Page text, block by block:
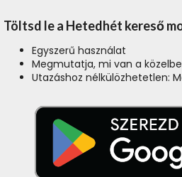
Töltsd le a Hetedhét kereső
Egyszerű használat
Megmutatja, mi van a
Utazáshoz nélkülözhetetlen: